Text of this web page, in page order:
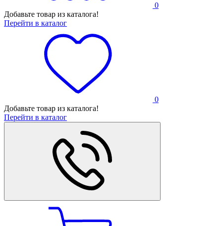
0
Добавьте товар из каталога!
Перейти в каталог
0
Добавьте товар из каталога!
Перейти в каталог